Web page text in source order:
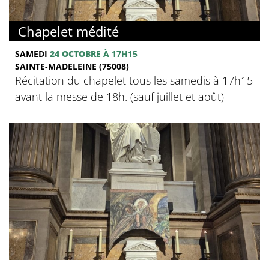
Chapelet médité
SAMEDI 24 OCTOBRE À 17H15
SAINTE-MADELEINE (75008)
Récitation du chapelet tous les samedis à 17h15
avant la messe de 18h. (sauf juillet et août)